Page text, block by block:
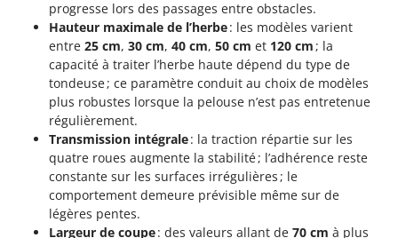
New O.M.R.A.
Nilfisk
Ninja
Novatec
Novital
NuAir
NuovaFac
Officine Savioli
progresse lors des passages entre obstacles.
Hauteur maximale de l’herbe: les modèles varient
entre 25 cm, 30 cm, 40 cm, 50 cm et 120 cm; la
capacité à traiter l’herbe haute dépend du type de
tondeuse ; ce paramètre conduit au choix de modèles
plus robustes lorsque la pelouse n’est pas entretenue
régulièrement.
Transmission intégrale: la traction répartie sur les
quatre roues augmente la stabilité ; l’adhérence reste
constante sur les surfaces irrégulières ; le
comportement demeure prévisible même sur de
légères pentes.
Largeur de coupe: des valeurs allant de 70 cm à plus